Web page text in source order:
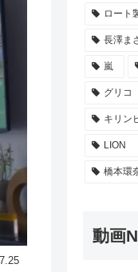
ロート
長澤ま
嵐
グリコ
キリン
LION
橋本環
動画